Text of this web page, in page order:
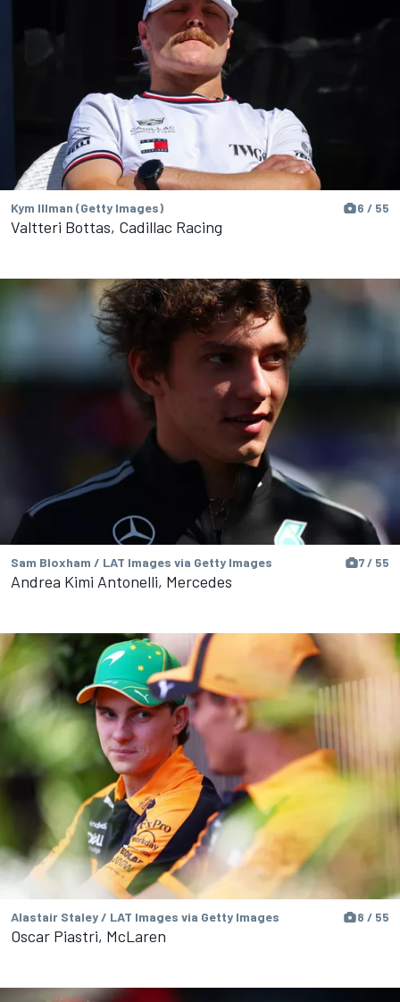
Kym Illman (Getty Images) 6 / 55
Valtteri Bottas, Cadillac Racing
Sam Bloxham / LAT Images via Getty Images 7 / 55
Andrea Kimi Antonelli, Mercedes
Alastair Staley / LAT Images via Getty Images 8 / 55
Oscar Piastri, McLaren